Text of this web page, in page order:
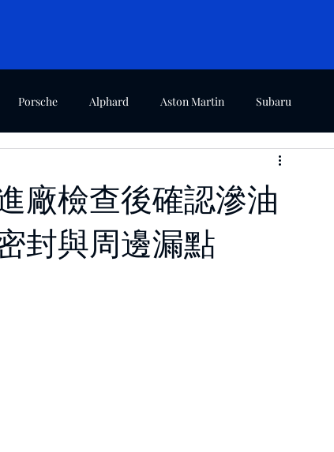
Porsche Alphard Aston Martin Subaru
汽車保養知識 Lexus
廠檢查後確認滲油
封與周邊漏點